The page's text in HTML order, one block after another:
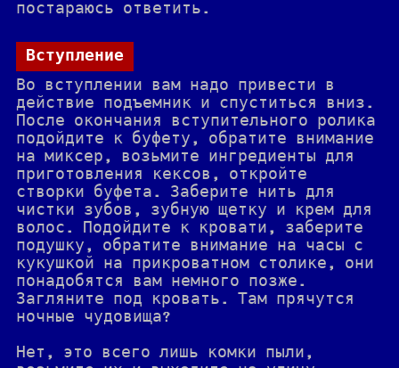
постараюсь ответить.
Вступление
Во вступлении вам надо привести в
действие подъемник и спуститься вниз.
После окончания вступительного ролика
подойдите к буфету, обратите внимание
на миксер, возьмите ингредиенты для
приготовления кексов, откройте
створки буфета. Заберите нить для
чистки зубов, зубную щетку и крем для
волос. Подойдите к кровати, заберите
подушку, обратите внимание на часы с
кукушкой на прикроватном столике, они
понадобятся вам немного позже.
Загляните под кровать. Там прячутся
ночные чудовища?
Нет, это всего лишь комки пыли,